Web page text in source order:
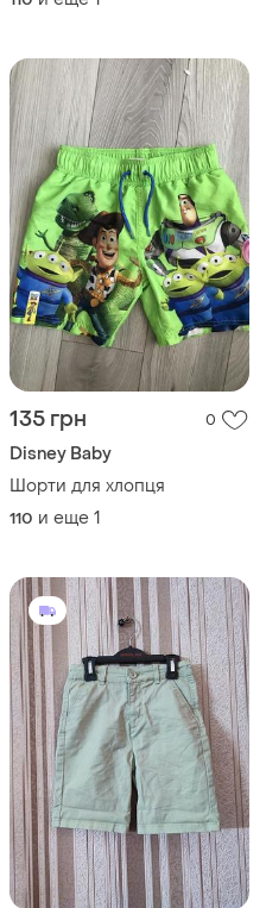
135 грн 0
Disney Baby
Шорти для хлопця
110 и еще 1